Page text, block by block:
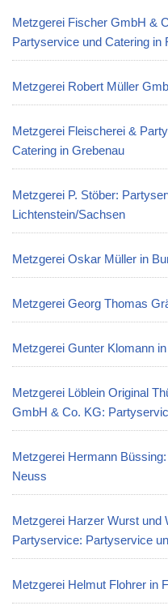
Metzgerei Fischer GmbH &
Partyservice und Catering in
Metzgerei Robert Müller
Metzgerei Fleischerei &
Catering in Grebenau
Metzgerei P. Stöber:
Lichtenstein/Sachsen
Metzgerei Oskar Müller in
Metzgerei Georg Thomas
Metzgerei Gunter Klomann
Metzgerei Löblein Original
GmbH & Co. KG:
Metzgerei Hermann
Neuss
Metzgerei Harzer Wurst und
Partyservice: Partyservice
Metzgerei Helmut Flohrer in